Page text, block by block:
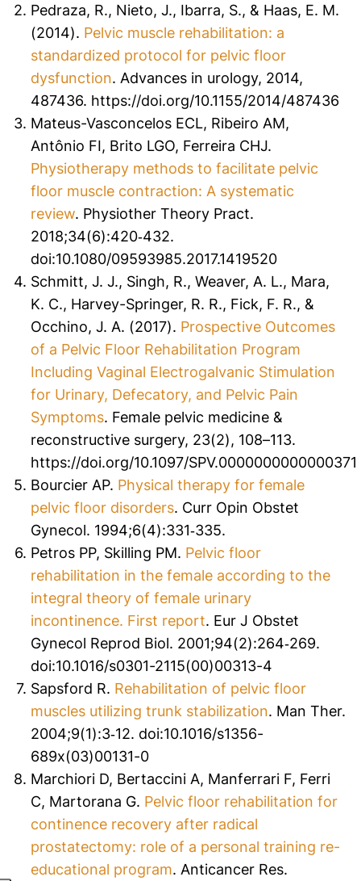
Pedraza, R., Nieto, J., Ibarra, S., & Haas, E. M.
(2014). Pelvic muscle rehabilitation: a
standardized protocol for pelvic floor
dysfunction. Advances in urology, 2014,
487436. https://doi.org/10.1155/2014/487436
Mateus-Vasconcelos ECL, Ribeiro AM,
Antônio FI, Brito LGO, Ferreira CHJ.
Physiotherapy methods to facilitate pelvic
floor muscle contraction: A systematic
review. Physiother Theory Pract.
2018;34(6):420‐432.
doi:10.1080/09593985.2017.1419520
Schmitt, J. J., Singh, R., Weaver, A. L., Mara,
K. C., Harvey-Springer, R. R., Fick, F. R., &
Occhino, J. A. (2017). Prospective Outcomes
of a Pelvic Floor Rehabilitation Program
Including Vaginal Electrogalvanic Stimulation
for Urinary, Defecatory, and Pelvic Pain
Symptoms. Female pelvic medicine &
reconstructive surgery, 23(2), 108–113.
https://doi.org/10.1097/SPV.0000000000000371
Bourcier AP. Physical therapy for female
pelvic floor disorders. Curr Opin Obstet
Gynecol. 1994;6(4):331‐335.
Petros PP, Skilling PM. Pelvic floor
rehabilitation in the female according to the
integral theory of female urinary
incontinence. First report. Eur J Obstet
Gynecol Reprod Biol. 2001;94(2):264‐269.
doi:10.1016/s0301-2115(00)00313-4
Sapsford R. Rehabilitation of pelvic floor
muscles utilizing trunk stabilization. Man Ther.
2004;9(1):3‐12. doi:10.1016/s1356-
689x(03)00131-0
Marchiori D, Bertaccini A, Manferrari F, Ferri
C, Martorana G. Pelvic floor rehabilitation for
continence recovery after radical
prostatectomy: role of a personal training re-
educational program. Anticancer Res.